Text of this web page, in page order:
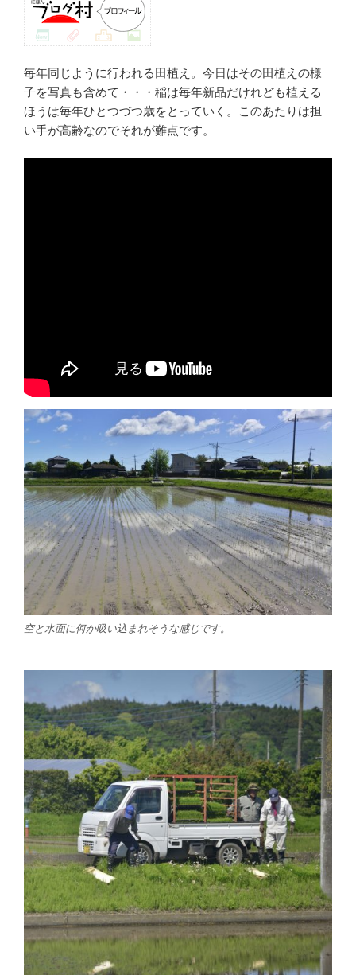
毎年同じように行われる田植え。今日はその田植えの様
子を写真も含めて・・・稲は毎年新品だけれども植える
ほうは毎年ひとつづつ歳をとっていく。このあたりは担
い手が高齢なのでそれが難点です。
空と水面に何か吸い込まれそうな感じです。